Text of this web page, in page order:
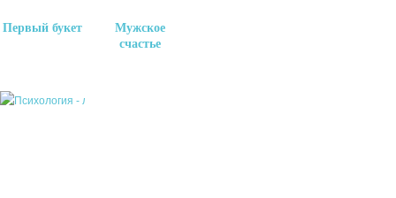
Первый букет
Мужское
счастье